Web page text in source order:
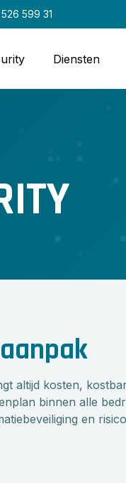
599 31
Diensten
altijd kosten,
binnen alle
en